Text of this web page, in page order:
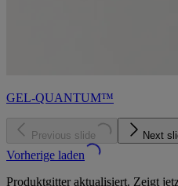
GEL-QUANTUM™
Previous slide Next
Vorherige laden
Produktgitter aktualisiert. Zeigt